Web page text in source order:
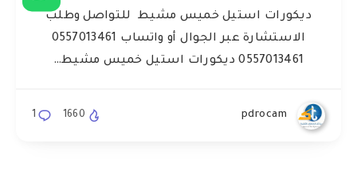
ديكورات استيل خميس مشيط للتواصل وطلب
الاستشارة عبر الجوال أو واتساب 0557013461
0557013461 ديكورات استيل خميس مشيط…
pdrocam
1 1660